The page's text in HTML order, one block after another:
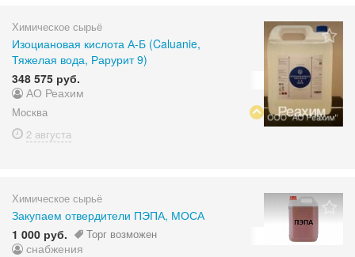
Химическое сырьё
Изоциановая кислота А-Б (Caluanie,
Тяжелая вода, Рарурит 9)
348 575 руб.
АО Реахим
Москва
2 августа
Химическое сырьё
Закупаем отвердители ПЭПА, МОСА
1 000 руб.
Торг возможен
снабжения